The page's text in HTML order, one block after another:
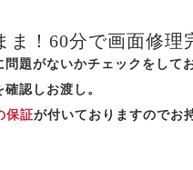
ま！60分で画面修理
題がないかチェックをして
認しお渡し。
保証が付いておりますのでお